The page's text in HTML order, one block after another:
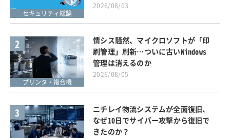
セキュリティ総論
2026/08/03
2
プリンタ・複合機
情シス騒然、マイクロソフトが「印
刷管理」刷新…ついに古いWindows
管理は消えるのか
2026/08/05
3
ニチレイ物流システムが全面復旧、
なぜ10日でサイバー攻撃から復旧で
きたのか？